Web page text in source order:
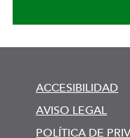
ACCESIBILIDAD
AVISO LEGAL
POLÍTICA DE